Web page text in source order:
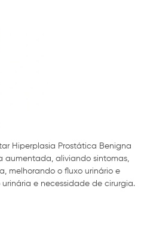
Hiperplasia Prostática Benigna
aumentada, aliviando sintomas,
melhorando o fluxo urinário e
e necessidade de cirurgia.